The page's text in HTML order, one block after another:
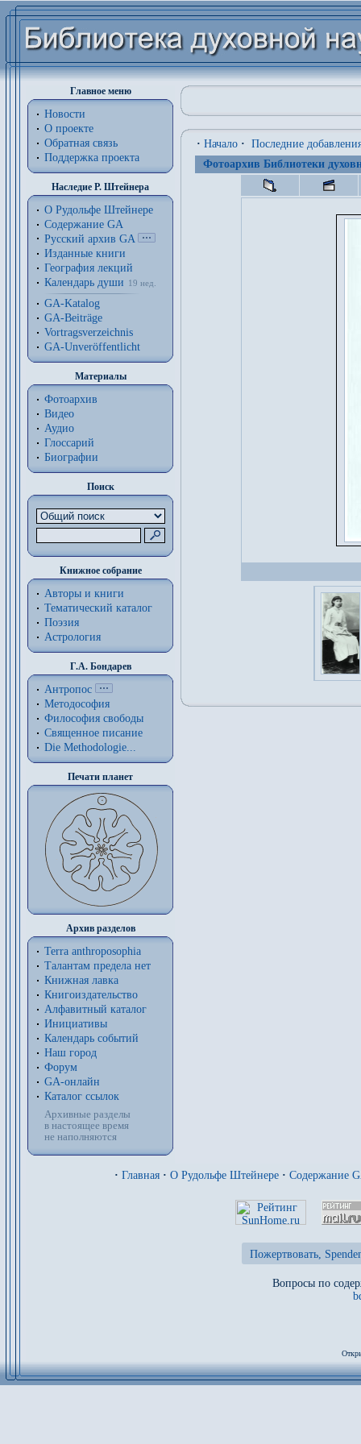
Главное меню
Новости
О проекте
Обратная связь
Поддержка проекта
Наследие Р. Штейнера
О Рудольфе Штейнере
Содержание GA
Русский архив GA
Изданные книги
География лекций
Календарь души
19 нед.
GA-Katalog
GA-Beiträge
Vortragsverzeichnis
GA-Unveröffentlicht
Материалы
Фотоархив
Видео
Аудио
Глоссарий
Биографии
Поиск
Книжное собрание
Авторы и книги
Тематический каталог
Поэзия
Астрология
Г.А. Бондарев
Антропос
Методософия
Философия cвободы
Священное писание
Die Methodologie...
Печати планет
Архив разделов
Terra anthroposophia
Талантам предела нет
Книжная лавка
Книгоиздательство
Алфавитный каталог
Инициативы
Календарь событий
Наш город
Форум
GA-онлайн
Каталог ссылок
Архивные разделы
в настоящее время
не наполняются
· Начало · Последние
Фотоархив Библиотеки
· Главная · О Рудольфе Штейнере · Содержание
Пожертвовать,
Вопросы по